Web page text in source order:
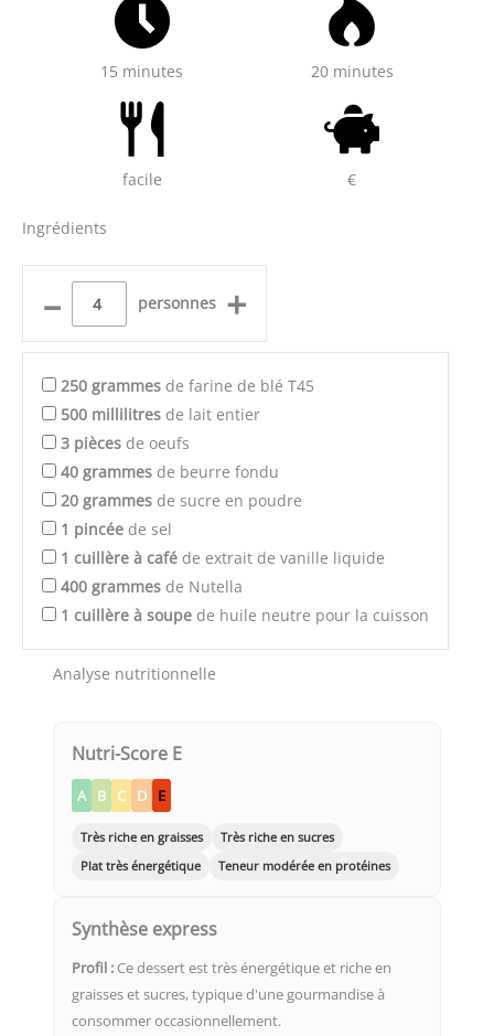
15 minutes 20 minutes
facile €
Ingrédients
– personnes +
250 grammes de farine de blé T45
500 millilitres de lait entier
3 pièces de oeufs
40 grammes de beurre fondu
20 grammes de sucre en poudre
1 pincée de sel
1 cuillère à café de extrait de vanille liquide
400 grammes de Nutella
1 cuillère à soupe de huile neutre pour la cuisson
Analyse nutritionnelle
Nutri-Score E
A B C D E
Très riche en graisses
Très riche en sucres
Plat très énergétique
Teneur modérée en protéines
Synthèse express
Profil : Ce dessert est très énergétique et riche en
graisses et sucres, typique d'une gourmandise à
consommer occasionnellement.